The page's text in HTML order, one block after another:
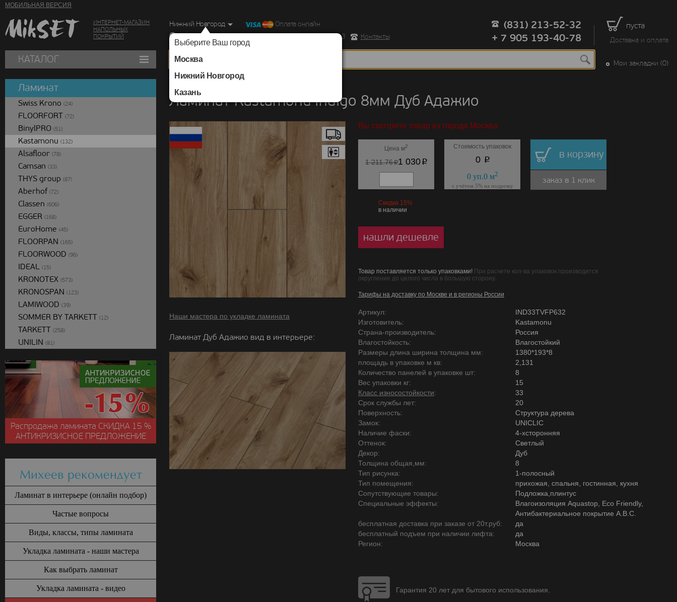
МОБИЛЬНАЯ ВЕРСИЯ
ИНТЕРНЕТ-МАГАЗИН
НАПОЛЬНЫХ
ПОКРЫТИЙ
пуста
Доставка и оплата
Нижний Новгород
Выберите Ваш город
Москва
Нижний Новгород
Казань
Оплата онлайн
г. Нижний Новгород, Ул. Республиканская д.43 корпус 3
Контакты
(831) 213-52-32
+ 7 905 193-40-78
КАТАЛОГ Мои закладки (0)
Ламинат Kastamonu Indigo 8мм Дуб Адажио
Наши мастера по укладке ламината
Ламинат Дуб Адажио вид в интерьере:
Вы смотрите товар из города Москва.
Цена м2
1 211.76p1 030p
Стоимость упаковок
0 p
0уп.0м2
с учётом 5% на подрезку
в корзину
заказ в 1 клик
Скидка 15%
в наличии
нашли дешевле
Товар поставляется только упаковками! При расчете кол-ва упаковок производится
округление до целого числа в большую сторону.
Тарифы на доставку по Москве и в регионы России
Артикул:
IND33TVFP632
Изготовитель:
Kastamonu
Страна-производитель:
Россия
Влагостойкость:
Влагостойкий
Размеры длина ширина толщина мм:
1380*193*8
площадь в упаковке м кв:
2,131
Количество панелей в упаковке шт:
8
Вес упаковки кг:
15
Класс износостойкости:
33
Срок службы лет:
20
Поверхность:
Структура дерева
Замок:
UNICLIC
Наличие фаски:
4-хсторонняя
Оттенок:
Светлый
Декор:
Дуб
Толщина общая,мм:
8
Тип рисунка:
1-полосный
Тип помещения:
прихожая, спальня, гостинная, кухня
Сопутствующие товары:
Подложка,плинтус
Специальные эффекты:
Влагоизоляция Aquastop, Eco Friendly,
Антибактериальное покрытие А.В.С.
бесплатная доставка при заказе от 20т.руб:
да
бесплатный подъем при наличии лифта:
да
Регион:
Москва
Гарантия 20 лет для бытового использования.
Ламинат
Swiss Krono (24)
FLOORFORT (72)
BinylPRO (51)
Kastamonu (132)
Alsafloor (78)
Camsan (33)
THYS group (87)
Aberhof (72)
Classen (606)
EGGER (168)
EuroHome (45)
FLOORPAN (165)
FLOORWOOD (96)
IDEAL (15)
KRONOTEX (573)
KRONOSPAN (123)
LAMIWOOD (39)
SOMMER BY TARKETT (12)
TARKETT (258)
UNILIN (81)
Распродажа ламината СКИДКА15 %
АНТИКРИЗИСНОЕ ПРЕДЛОЖЕНИЕ
Михеев рекомендует
Ламинат в интерьере (онлайн подбор)
Частые вопросы
Виды, классы, типы ламината
Укладка ламината - наши мастера
Как выбрать ламинат
Укладка ламината - видео